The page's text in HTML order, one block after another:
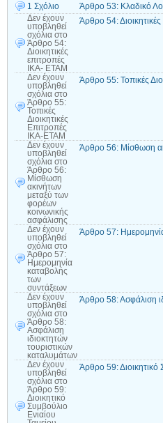
1 Σχόλιο
Άρθρο 53: Κλαδικό
Δεν έχουν
υποβληθεί
σχόλια στο
Άρθρο 54:
Διοικητικές
επιτροπές
ΙΚΑ- ΕΤΑΜ
Άρθρο 54:
Δεν έχουν
υποβληθεί
σχόλια στο
Άρθρο 55:
Τοπικές
Διοικητικές
Επιτροπές
ΙΚΑ-ΕΤΑΜ
Άρθρο 55: Τοπικές
Δεν έχουν
υποβληθεί
σχόλια στο
Άρθρο 56:
Μίσθωση
ακινήτων
μεταξύ των
φορέων
κοινωνικής
ασφάλισης
Άρθρο 56: Μίσθωση
Δεν έχουν
υποβληθεί
σχόλια στο
Άρθρο 57:
Ημερομηνία
καταβολής
των
συντάξεων
Άρθρο 57:
Δεν έχουν
υποβληθεί
σχόλια στο
Άρθρο 58:
Ασφάλιση
ιδιοκτητών
τουριστικών
καταλυμάτων
Άρθρο 58: Ασφάλιση
Δεν έχουν
υποβληθεί
σχόλια στο
Άρθρο 59:
Διοικητικό
Συμβούλιο
Ενιαίου
Άρθρο 59: